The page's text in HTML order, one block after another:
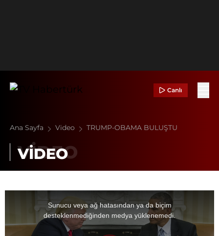
Canlı
Ana Sayfa Video TRUMP-OBAMA BULUŞTU
VİDEO
Sunucu veya ağ hatasından ya da biçim
desteklenmediğinden medya yüklenemedi.